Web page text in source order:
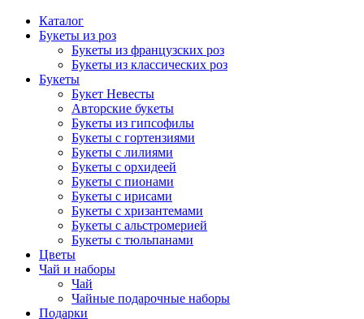
Каталог
Букеты из роз
Букеты из французских роз
Букеты из классических роз
Букеты
Букет Невесты
Авторские букеты
Букеты из гипсофилы
Букеты с гортензиями
Букеты с лилиями
Букеты с орхидеей
Букеты с пионами
Букеты с ирисами
Букеты с хризантемами
Букеты с альстромерией
Букеты с тюльпанами
Цветы
Чай и наборы
Чай
Чайные подарочные наборы
Подарки